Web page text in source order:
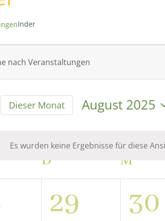
Inder
Es wurden keine Ergebnisse für diese
Dieser Monat
August 2025
D DIENSTAGM
0
29
0
30